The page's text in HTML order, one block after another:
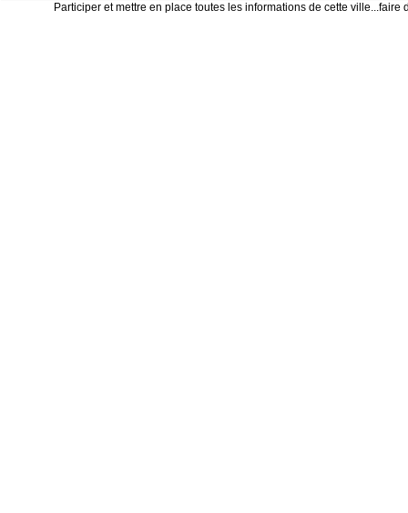
Participer et mettre en place toutes les informations de cette ville...faire